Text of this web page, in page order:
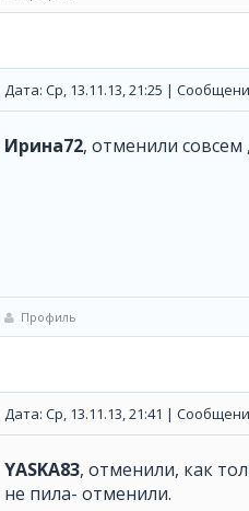
Дата: Ср, 13.11.13, 21:25 |
Ирина72, отменили совсем
Профиль
Дата: Ср, 13.11.13, 21:41 |
YASKA83, отменили, как
не пила- отменили.